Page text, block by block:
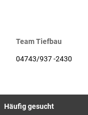
Team Tiefbau
04743/937 -2430
Häufig gesucht